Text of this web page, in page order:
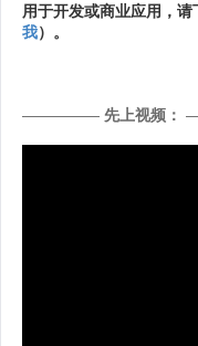
用于开发或商业应用，
我）。
—————先上视频：